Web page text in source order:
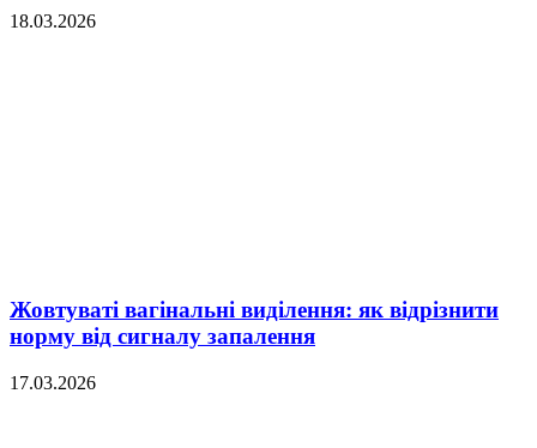
18.03.2026
Жовтуваті вагінальні виділення: як відрізнити
норму від сигналу запалення
17.03.2026